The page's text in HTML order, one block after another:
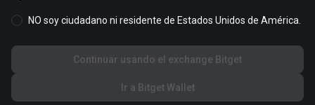
Aceptar todas las cookies
Rechazar todo
Configuración de cookies
NO soy ciudadano ni residente de Estados Unidos de América.
Continuar usando el exchange Bitget
Ir a Bitget Wallet